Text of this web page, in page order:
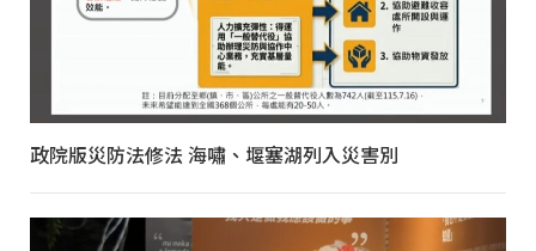
政院版災防法修法 海嘯、堰塞湖列入災害別